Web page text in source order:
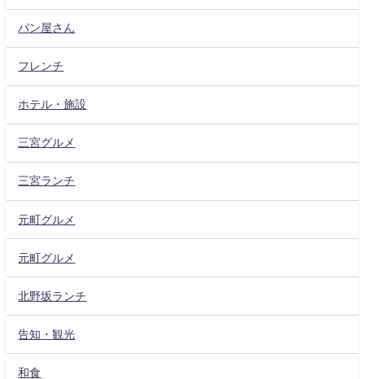
パン屋さん
フレンチ
ホテル・施設
三宮グルメ
三宮ランチ
元町グルメ
元町グルメ
北野坂ランチ
告知・観光
和食